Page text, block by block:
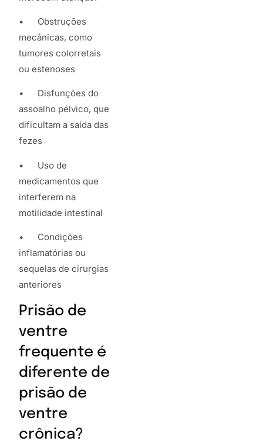
• Obstruções
mecânicas, como
tumores colorretais
ou estenoses
• Disfunções do
assoalho pélvico, que
dificultam a saída das
fezes
• Uso de
medicamentos que
interferem na
motilidade intestinal
• Condições
inflamatórias ou
sequelas de cirurgias
anteriores
Prisão de
ventre
frequente é
diferente de
prisão de
ventre
crônica?